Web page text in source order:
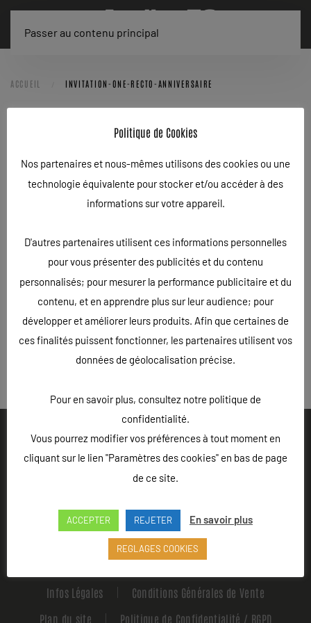
Passer au contenu principal
ACCUEIL INVITATION-ONE-RECTO-ANNIVERSAIRE
INVITATION-ONE-RECTO-
ANNIVERSAIRE
ÉCRIT LE
Hôtel des entreprises, 52200 LANGRES
Appeler L'Atelier 52
Infos Légales
Conditions Générales de Vente
Plan du site
Politique de Confidentialité / RGPD
Politique de Cookies
Nos partenaires et nous-mêmes utilisons des cookies ou une
technologie équivalente pour stocker et/ou accéder à des
informations sur votre appareil.
D'autres partenaires utilisent ces informations personnelles
pour vous présenter des publicités et du contenu
personnalisés; pour mesurer la performance publicitaire et du
contenu, et en apprendre plus sur leur audience; pour
développer et améliorer leurs produits. Afin que certaines de
ces finalités puissent fonctionner, les partenaires utilisent vos
données de géolocalisation précise.
Pour en savoir plus, consultez notre politique de
confidentialité.
Vous pourrez modifier vos préférences à tout moment en
cliquant sur le lien "Paramètres des cookies" en bas de page
de ce site.
ACCEPTER REJETER En savoir plus
REGLAGES COOKIES